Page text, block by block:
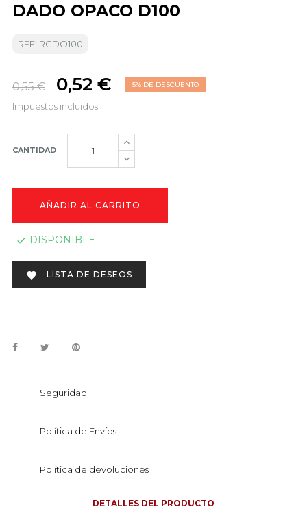
DADO OPACO D100
REF: RGDO100
0,55 € 0,52 € 5% DE DESCUENTO
Impuestos incluidos
CANTIDAD
AÑADIR AL CARRITO
 DISPONIBLE
 LISTA DE DESEOS
Seguridad
Política de Envíos
Política de devoluciones
DETALLES DEL PRODUCTO